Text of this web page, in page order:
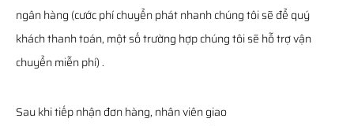
ngân hàng (cước phí chuyển phát nhanh chúng tôi sẽ để quý
khách thanh toán, một số trường hợp chúng tôi sẽ hỗ trợ vận
chuyển miễn phí) .
Sau khi tiếp nhận đơn hàng, nhân viên giao